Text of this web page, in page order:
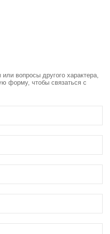
вопросы другого характера,
форму, чтобы связаться с